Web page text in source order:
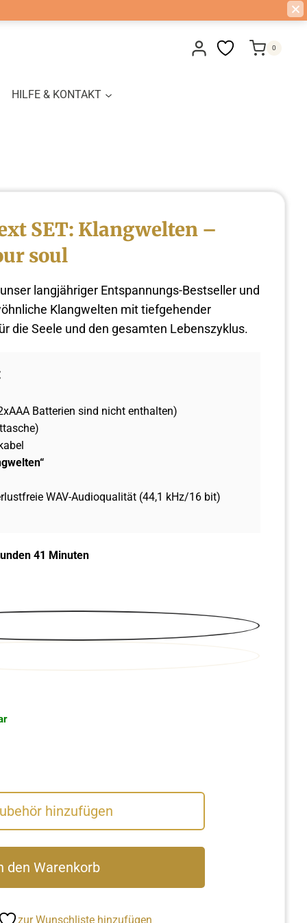
0
HILFE & KONTAKT
SET: Klangwelten –
soul
langjähriger Entspannungs-Bestseller und
Klangwelten mit tiefgehender
die Seele und den gesamten Lebenszyklus.
Batterien sind nicht enthalten)
WAV-Audioqualität (44,1 kHz/16 bit)
41 Minuten
hinzufügen
den Warenkorb
zur Wunschliste hinzufügen